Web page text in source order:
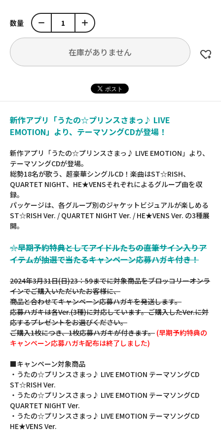
数量
在庫がありません
新作アプリ「うたの☆プリンスさまっ♪ LIVE
EMOTION」より、テーマソングCDが登場！
新作アプリ「うたの☆プリンスさまっ♪ LIVE EMOTION」より、
テーマソングCDが登場。
総勢18名が歌う、超豪華シングルCD！楽曲はST☆RISH、
QUARTET NIGHT、HE★VENSそれぞれによるグループ曲を収
録。
パッケージは、各グループ別のジャケットビジュアルが楽しめる
ST☆RISH Ver. / QUARTET NIGHT Ver. / HE★VENS Ver. の3種展
開。
☆早期予約特典としてアイドルたちの直筆サイン入りア
イテムが抽選で当たるキャンペーン応募ハガキ付き！
2024年3月31日(日)23：59までに対象商品をブロッコリーオンラ
インでご購入いただいたお客様に、
商品と合わせてキャンペーン応募ハガキを発送します。
応募ハガキは各Ver.(3種)に対応しています。ご購入したVer.に対
応するプレゼントをお選びください。
ご購入1枚につき、1枚応募ハガキが付きます。 (早期予約特典の
キャンペーン応募ハガキ配布は終了しました)
■キャンペーン対象商品
・うたの☆プリンスさまっ♪ LIVE EMOTION テーマソングCD
ST☆RISH Ver.
・うたの☆プリンスさまっ♪ LIVE EMOTION テーマソングCD
QUARTET NIGHT Ver.
・うたの☆プリンスさまっ♪ LIVE EMOTION テーマソングCD
HE★VENS Ver.